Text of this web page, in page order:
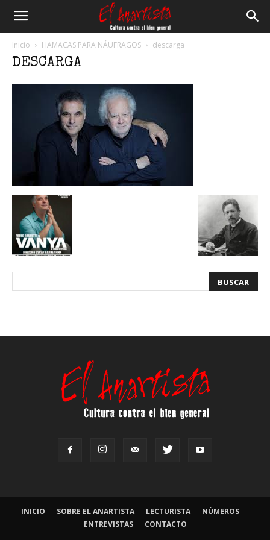
Inicio HAMACAS PARA NÁUFRAGOS descarga
DESCARGA
INICIO SOBRE EL ANARTISTA LECTURISTA
NÚMEROS
ENTREVISTAS
CONTACTO